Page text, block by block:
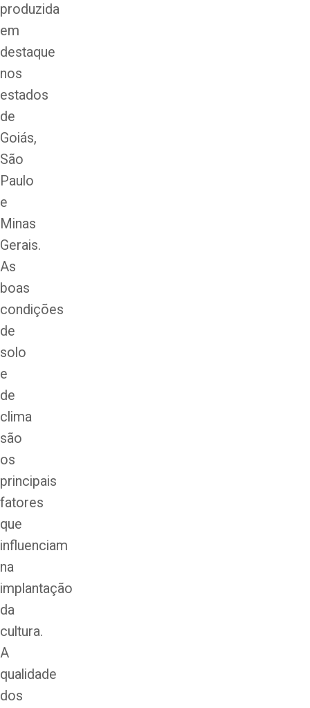
produzida
em
destaque
nos
estados
de
Goiás,
São
Paulo
e
Minas
Gerais.
As
boas
condições
de
solo
e
de
clima
são
os
principais
fatores
que
influenciam
na
implantação
da
cultura.
A
qualidade
dos